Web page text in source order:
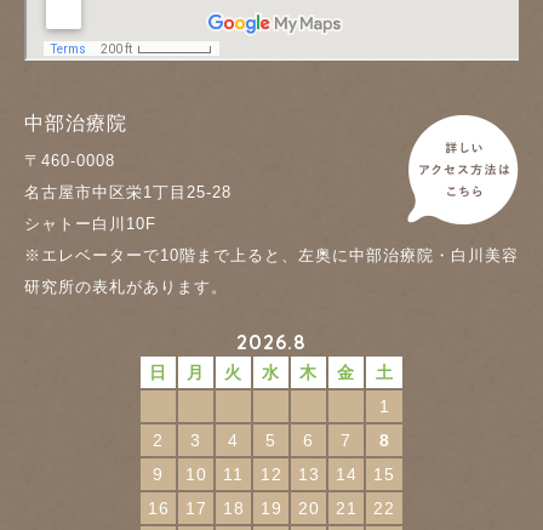
中部治療院
〒460-0008
名古屋市中区栄1丁目25-28
シャトー白川10F
※エレベーターで10階まで上ると、左奥に中部治療院・白川美容
研究所の表札があります。
2026.8
日 月 火 水 木 金
土
1
2
3 4 5 6 7
8
9
10 11 12 13 14
15
16
17 18 19 20 21
22